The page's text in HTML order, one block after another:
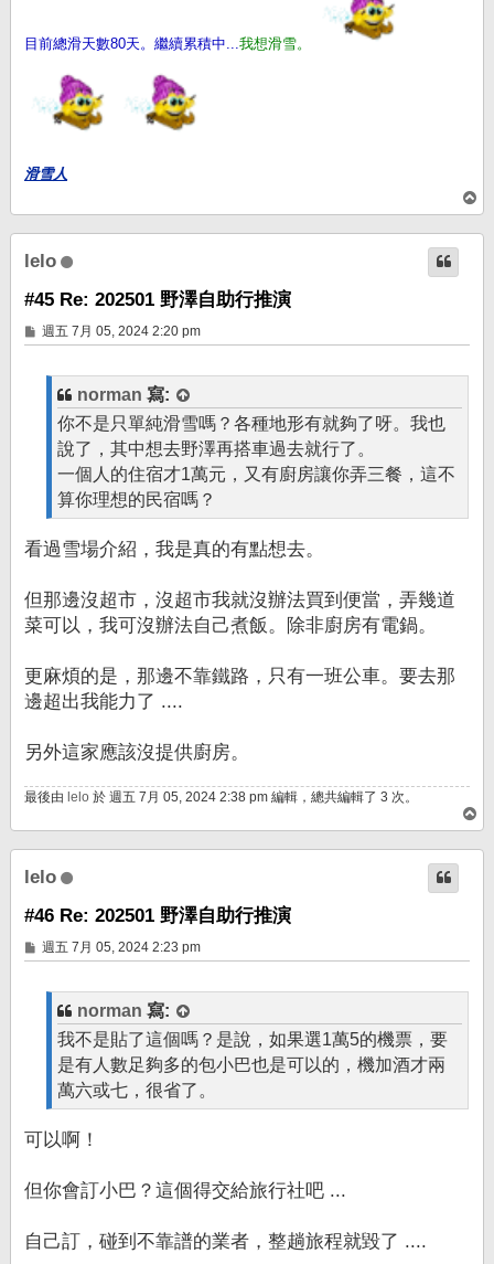
目前總滑天數80天。繼續累積中... 我想滑雪。
滑雪人
頂
端
lelo
#45 Re: 202501 野澤自助行推演
文
章
週五 7月 05, 2024 2:20 pm
norman 寫:
你不是只單純滑雪嗎？各種地形有就夠了呀。我也
說了，其中想去野澤再搭車過去就行了。
一個人的住宿才1萬元，又有廚房讓你弄三餐，這不
算你理想的民宿嗎？
看過雪場介紹，我是真的有點想去。
但那邊沒超市，沒超市我就沒辦法買到便當，弄幾道
菜可以，我可沒辦法自己煮飯。除非廚房有電鍋。
更麻煩的是，那邊不靠鐵路，只有一班公車。要去那
邊超出我能力了 ....
另外這家應該沒提供廚房。
最後由 lelo 於 週五 7月 05, 2024 2:38 pm 編輯，總共編輯了 3 次。
頂
端
lelo
#46 Re: 202501 野澤自助行推演
文
章
週五 7月 05, 2024 2:23 pm
norman 寫:
我不是貼了這個嗎？是說，如果選1萬5的機票，要
是有人數足夠多的包小巴也是可以的，機加酒才兩
萬六或七，很省了。
可以啊！
但你會訂小巴？這個得交給旅行社吧 ...
自己訂，碰到不靠譜的業者，整趟旅程就毀了 ....